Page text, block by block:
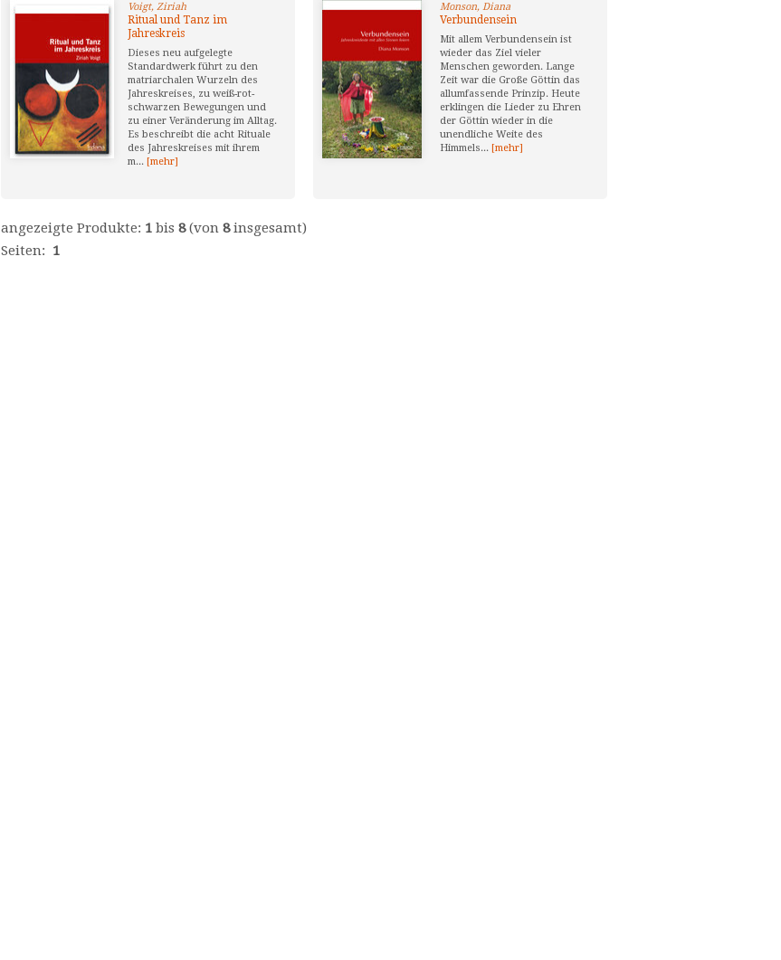
Voigt, Ziriah
Ritual und Tanz im
Jahreskreis
Dieses neu aufgelegte
Standardwerk führt zu den
matriarchalen Wurzeln des
Jahreskreises, zu weiß-rot-
schwarzen Bewegungen und
zu einer Veränderung im Alltag.
Es beschreibt die acht Rituale
des Jahreskreises mit ihrem
m... [mehr]
Monson, Diana
Verbundensein
Mit allem Verbundensein ist
wieder das Ziel vieler
Menschen geworden. Lange
Zeit war die Große Göttin das
allumfassende Prinzip. Heute
erklingen die Lieder zu Ehren
der Göttin wieder in die
unendliche Weite des
Himmels... [mehr]
angezeigte Produkte: 1 bis 8(von 8insgesamt)
Seiten: 1